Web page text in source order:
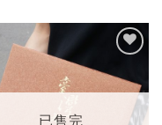
「願
望輕
單」
已售完